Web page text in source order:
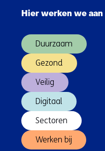
Hier werken we aan
Duurzaam
Gezond
Veilig
Digitaal
Sectoren
Werken bij